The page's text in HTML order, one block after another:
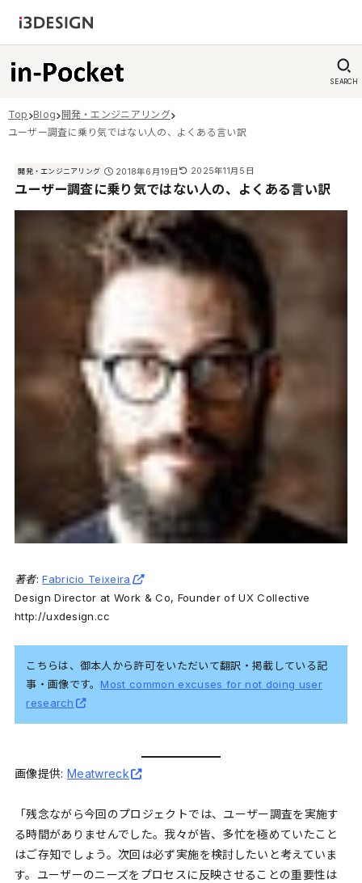
SEARCH
Top Blog
開発・エンジニアリング
ユーザー調査に乗り気ではない人の、よくある言い訳
開発・エンジニアリング 2018年6月19日 2025年11月5日
ユーザー調査に乗り気ではない人の、よくある言い訳
著者:Fabricio Teixeira
Design Director at Work & Co, Founder of UX Collective
http://uxdesign.cc
こちらは、御本人から許可をいただいて翻訳・掲載している記
事・画像です。 Most common excuses for not doing user
research
画像提供:Meatwreck
「残念ながら今回のプロジェクトでは、ユーザー調査を実施す
る時間がありませんでした。我々が皆、多忙を極めていたこと
はご存知でしょう。次回は必ず実施を検討したいと考えていま
す。ユーザーのニーズをプロセスに反映させることの重要性は